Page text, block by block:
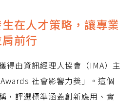
在人才策略，讓專業
前行
得由資訊經理人協會（IMA）主
社會影響力獎」。這個
，評選標準涵蓋創新應用、實